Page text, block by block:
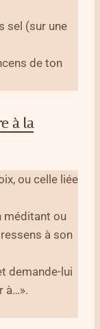
sel (sur une
de ton
à la
ou celle liée
méditant ou
à son
demande-lui
à…».